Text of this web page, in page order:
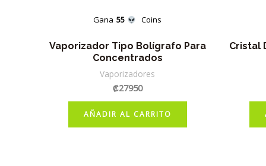
Gana 55 Coins
Vaporizador Tipo Bolígrafo Para
Concentrados
Vaporizadores
₡27950
AÑADIR AL CARRITO
Cristal